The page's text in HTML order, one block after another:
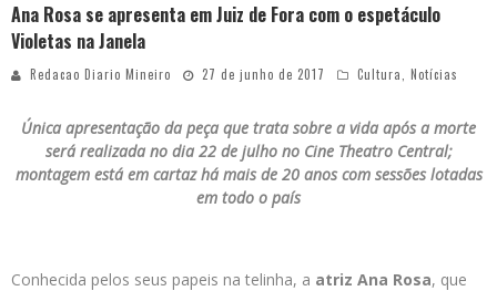
Ana Rosa se apresenta em Juiz de Fora com o espetáculo
Violetas na Janela
Redacao Diario Mineiro 27 de junho de 2017 Cultura Notícias
Única apresentação da peça que trata sobre a vida após a morte
será realizada no dia 22 de julho no Cine Theatro Central;
montagem está em cartaz há mais de 20 anos com sessões lotadas
em todo o país
Conhecida pelos seus papeis na telinha, a atriz Ana Rosa, que